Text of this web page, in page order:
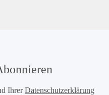
IhrerDatenschutzerklärung